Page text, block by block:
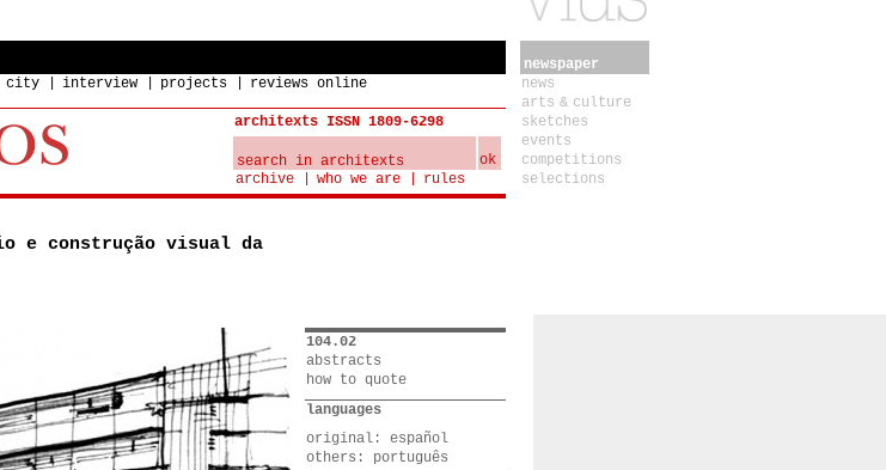
city interview projects reviews online
architexts ISSN 1809-6298
ok
archive
who we are
rules
e construção visual da
104.02
abstracts
how to quote
languages
original: español
others: português
newspaper
news
arts & culture
sketches
events
competitions
selections